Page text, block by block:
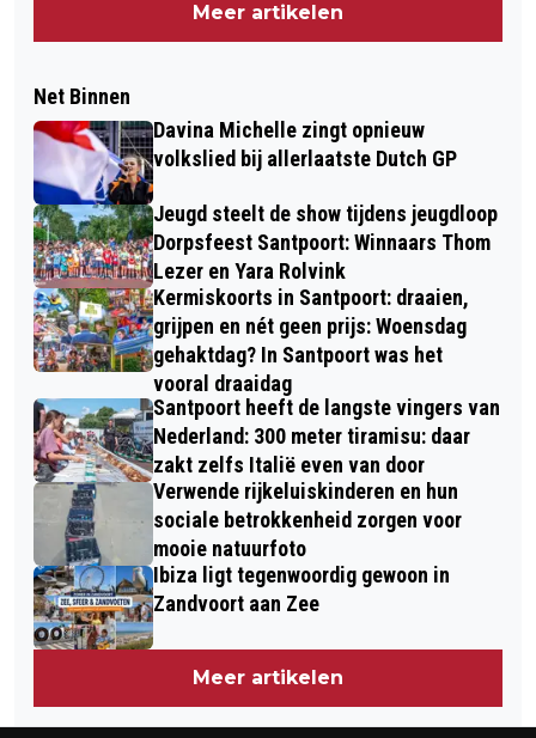
Meer artikelen
Net Binnen
Davina Michelle zingt opnieuw
volkslied bij allerlaatste Dutch GP
Jeugd steelt de show tijdens jeugdloop
Dorpsfeest Santpoort: Winnaars Thom
Lezer en Yara Rolvink
Kermiskoorts in Santpoort: draaien,
grijpen en nét geen prijs: Woensdag
gehaktdag? In Santpoort was het
vooral draaidag
Santpoort heeft de langste vingers van
Nederland: 300 meter tiramisu: daar
zakt zelfs Italië even van door
Verwende rijkeluiskinderen en hun
sociale betrokkenheid zorgen voor
mooie natuurfoto
Ibiza ligt tegenwoordig gewoon in
Zandvoort aan Zee
Meer artikelen